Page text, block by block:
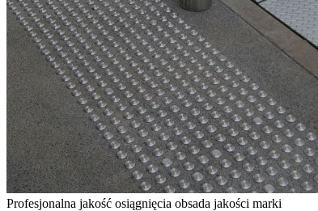
Profesjonalna jakość osiągnięcia obsada jakości marki